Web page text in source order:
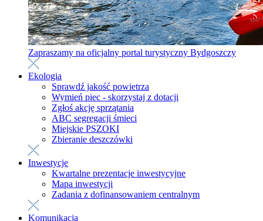
Zapraszamy na oficjalny portal turystyczny Bydgoszczy
Ekologia
Sprawdź jakość powietrza
Wymień piec - skorzystaj z dotacji
Zgłoś akcję sprzątania
ABC segregacji śmieci
Miejskie PSZOKI
Zbieranie deszczówki
Inwestycje
Kwartalne prezentacje inwestycyjne
Mapa inwestycji
Zadania z dofinansowaniem centralnym
Komunikacja